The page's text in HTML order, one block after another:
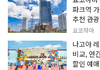
파크역
추천 관
요코하마
나고야
비교, 연
할인 예